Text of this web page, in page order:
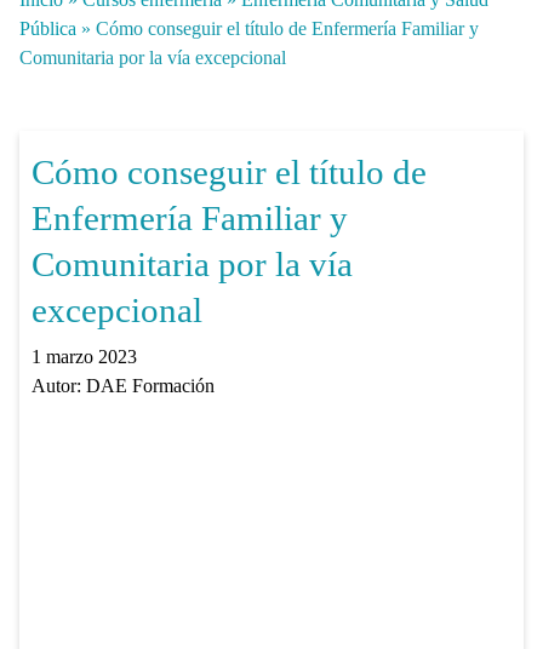
Pública » Cómo conseguir el título de Enfermería Familiar y
Comunitaria por la vía excepcional
Cómo conseguir el título de
Enfermería Familiar y
Comunitaria por la vía
excepcional
1 marzo 2023
Autor: DAE Formación